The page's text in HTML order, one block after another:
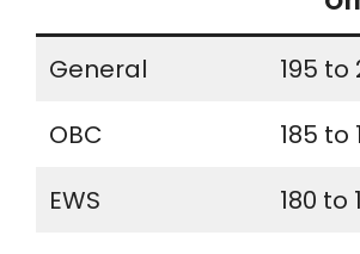
General
195 to
OBC
185 to
EWS
180 to